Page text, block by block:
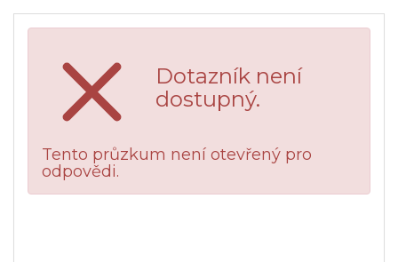
Dotazník není
dostupný.
Tento průzkum není otevřený pro
odpovědi.